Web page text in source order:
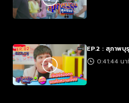
EP.2 : สุภาพ
0:41:44 นา